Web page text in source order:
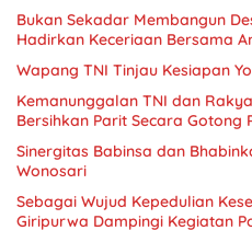
Bukan Sekadar Membangun
Hadirkan Keceriaan Bersama
Wapang TNI Tinjau Kesiapan
Kemanunggalan TNI dan
Bersihkan Parit Secara Gotong
Sinergitas Babinsa dan
Wonosari
Sebagai Wujud Kepedulian
Giripurwa Dampingi Kegiatan